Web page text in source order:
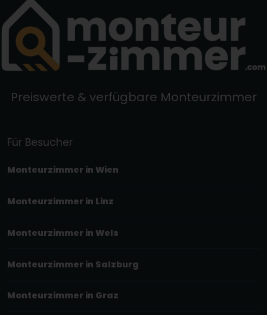
Preiswerte & verfügbare Monteurzimmer
Für Besucher
Monteurzimmer in Wien
Monteurzimmer in Linz
Monteurzimmer in Wels
Monteurzimmer in Salzburg
Monteurzimmer in Graz